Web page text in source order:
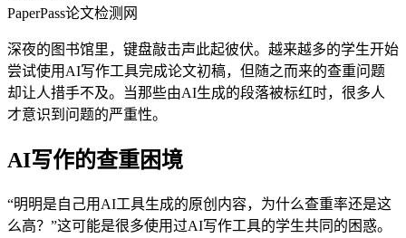
PaperPass论文检测网
深夜的图书馆里，键盘敲击声此起彼伏。越来越多的学生开始
尝试使用AI写作工具完成论文初稿，但随之而来的查重问题
却让人措手不及。当那些由AI生成的段落被标红时，很多人
才意识到问题的严重性。
AI写作的查重困境
“明明是自己用AI工具生成的原创内容，为什么查重率还是这
么高？”这可能是很多使用过AI写作工具的学生共同的困惑。